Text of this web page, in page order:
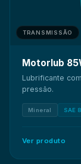
TRANSMISSÃO
Motorlub
Lubrificante
pressão.
Mineral SAE
Ver produto